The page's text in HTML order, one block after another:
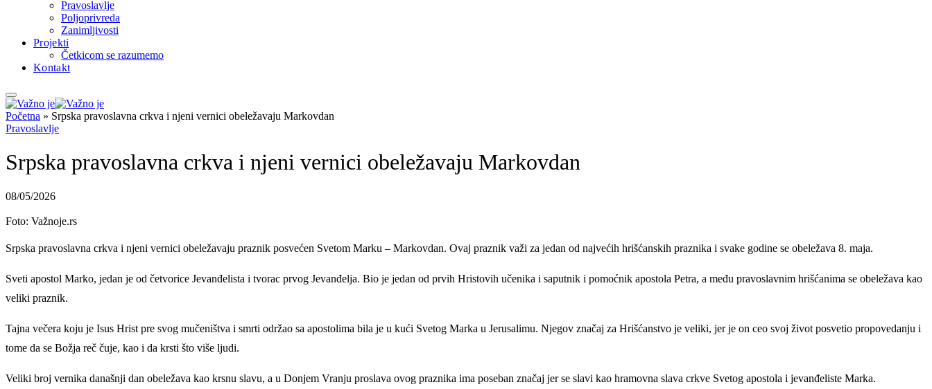
Pravoslavlje
Poljoprivreda
Zanimljivosti
Projekti
Četkicom se razumemo
Kontakt
Početna » Srpska pravoslavna crkva i njeni vernici obeležavaju Markovdan
Pravoslavlje
Srpska pravoslavna crkva i njeni vernici obeležavaju Markovdan
08/05/2026
Foto: Važnoje.rs
Srpska pravoslavna crkva i njeni vernici obeležavaju praznik posvećen Svetom Marku – Markovdan. Ovaj praznik važi za jedan od najvećih hrišćanskih praznika i svake godine se obeležava 8. maja.
Sveti apostol Marko, jedan je od četvorice Jevanđelista i tvorac prvog Jevanđelja. Bio je jedan od prvih Hristovih učenika i saputnik i pomoćnik apostola Petra, a među pravoslavnim hrišćanima se obeležava kao
veliki praznik.
Tajna večera koju je Isus Hrist pre svog mučeništva i smrti održao sa apostolima bila je u kući Svetog Marka u Jerusalimu. Njegov značaj za Hrišćanstvo je veliki, jer je on ceo svoj život posvetio propovedanju i
tome da se Božja reč čuje, kao i da krsti što više ljudi.
Veliki broj vernika današnji dan obeležava kao krsnu slavu, a u Donjem Vranju proslava ovog praznika ima poseban značaj jer se slavi kao hramovna slava crkve Svetog apostola i jevanđeliste Marka.